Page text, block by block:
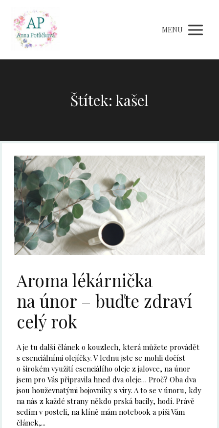
MENU
Štítek: kašel
Aroma lékárnička
na únor – buďte zdraví
celý rok
A je tu další článek o kouzlech, která můžete provádět
s esenciálními olejíčky. V lednu jste se mohli dočíst
o širokém využití esenciálího oleje z jalovce, na únor
jsem pro Vás připravila hned dva oleje… Proč? Oba dva
jsou houževnatými bojovníky s viry. A to se v únoru, kdy
na nás z každé strany někdo prská bacily, hodí. Právě
sedím v posteli, na klíně mám notebook a píši Vám
článek,...